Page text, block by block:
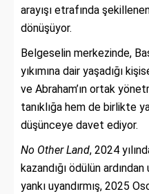
arayışı etrafında
dönüşüyor.
Belgeselin merkezinde,
yıkımına dair yaşadığı
ve Abraham’ın ortak
tanıklığa hem de birlikte
düşünceye davet ediyor.
No Other Land, 2024
kazandığı ödülün
yankı uyandırmış, 2025